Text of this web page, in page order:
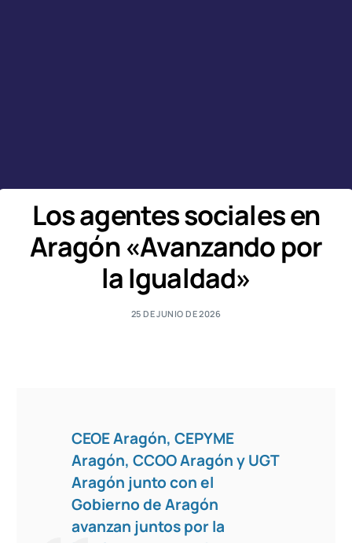
Los agentes sociales en
Aragón «Avanzando por
la Igualdad»
25 DE JUNIO DE 2026
CEOE Aragón, CEPYME
Aragón, CCOO Aragón y UGT
Aragón junto con el
Gobierno de Aragón
avanzan juntos por la